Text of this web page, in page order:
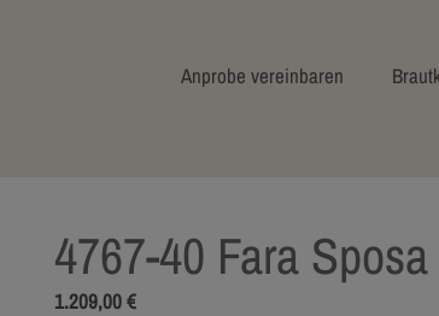
Anprobe vereinbaren
4767-40 Fara Sposa
1.209,00€